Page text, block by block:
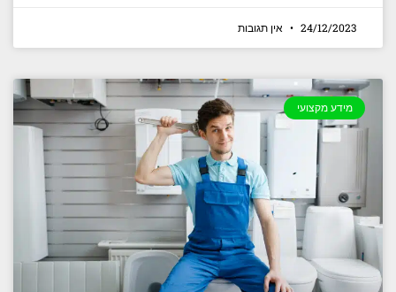
24/12/2023 אין תגובות
מידע מקצועי